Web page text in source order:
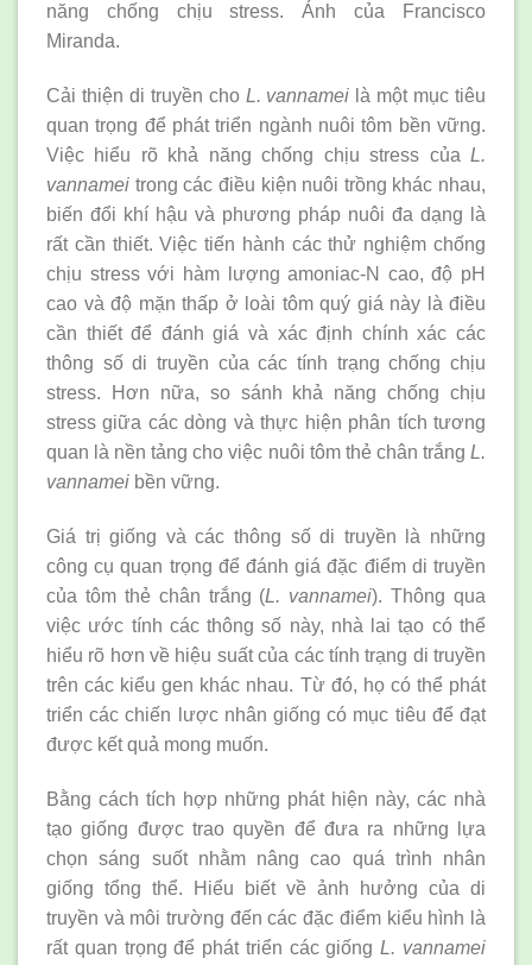
năng chống chịu stress. Ảnh của Francisco
Miranda.
Cải thiện di truyền cho L. vannamei là một mục tiêu
quan trọng để phát triển ngành nuôi tôm bền vững.
Việc hiểu rõ khả năng chống chịu stress của L.
vannamei trong các điều kiện nuôi trồng khác nhau,
biến đổi khí hậu và phương pháp nuôi đa dạng là
rất cần thiết. Việc tiến hành các thử nghiệm chống
chịu stress với hàm lượng amoniac-N cao, độ pH
cao và độ mặn thấp ở loài tôm quý giá này là điều
cần thiết để đánh giá và xác định chính xác các
thông số di truyền của các tính trạng chống chịu
stress. Hơn nữa, so sánh khả năng chống chịu
stress giữa các dòng và thực hiện phân tích tương
quan là nền tảng cho việc nuôi tôm thẻ chân trắng L.
vannamei bền vững.
Giá trị giống và các thông số di truyền là những
công cụ quan trọng để đánh giá đặc điểm di truyền
của tôm thẻ chân trắng (L. vannamei). Thông qua
việc ước tính các thông số này, nhà lai tạo có thể
hiểu rõ hơn về hiệu suất của các tính trạng di truyền
trên các kiểu gen khác nhau. Từ đó, họ có thể phát
triển các chiến lược nhân giống có mục tiêu để đạt
được kết quả mong muốn.
Bằng cách tích hợp những phát hiện này, các nhà
tạo giống được trao quyền để đưa ra những lựa
chọn sáng suốt nhằm nâng cao quá trình nhân
giống tổng thể. Hiểu biết về ảnh hưởng của di
truyền và môi trường đến các đặc điểm kiểu hình là
rất quan trọng để phát triển các giốngL. vannamei